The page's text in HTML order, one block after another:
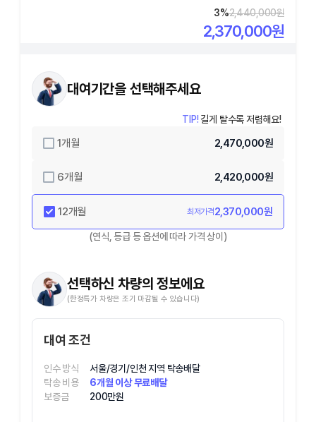
3%2,440,000원
2,370,000원
대여기간을 선택해주세요
TIP! 길게 탈수록 저렴해요!
1개월 2,470,000원
6개월 2,420,000원
12개월 최저가격2,370,000원
(연식, 등급 등 옵션에 따라 가격 상이)
선택하신 차량의 정보에요
(한정특가 차량은 조기 마감될 수 있습니다)
대여 조건
인수 방식
서울/경기/인천 지역 탁송배달
탁송 비용
6개월 이상 무료배달
보증금
200만원